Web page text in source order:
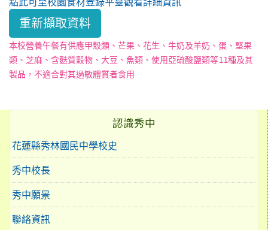
重新擷取資料
本校營養午餐有供應甲殼類、芒果、花生、牛奶及羊奶、蛋、堅果
類、芝麻、含麩質穀物、大豆、魚類、使用亞硫酸鹽類等11種及其
製品，不適合對其過敏體質者食用
認識秀中
花蓮縣秀林國民中學校史
秀中校長
秀中願景
聯絡資訊